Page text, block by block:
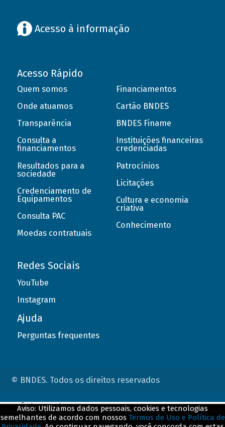
Acesso à informação
Acesso Rápido
Quem somos
Onde atuamos
Transparência
Consulta a
financiamentos
Resultados para a
sociedade
Credenciamento de
Equipamentos
Consulta PAC
Moedas contratuais
Financiamentos
Cartão BNDES
BNDES Finame
Instituições financeiras
credenciadas
Patrocínios
Licitações
Cultura e economia
criativa
Conhecimento
Redes Sociais
YouTube
Instagram
Ajuda
Perguntas frequentes
© BNDES. Todos os direitos reservados
Aviso: Utilizamos dados pessoais, cookies e tecnologias
semelhantes de acordo com nossos Termos de Uso e Política de
ConteÃºdo complementar
${title}${badge}